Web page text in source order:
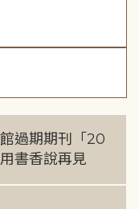
過期期刊「20
書香說再見